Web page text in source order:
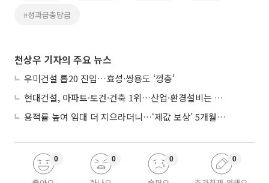
#성과급충당금
천상우 기자의 주요 뉴스
우미건설 톱20 진입…효성·쌍용도 ‘껑충’
현대건설, 아파트·토건·건축 1위…산업·환경설비는 삼성E&A
용적률 높여 임대 더 지으라더니…‘제값 보상’ 5개월째 국회에 발목
0 0 0 0